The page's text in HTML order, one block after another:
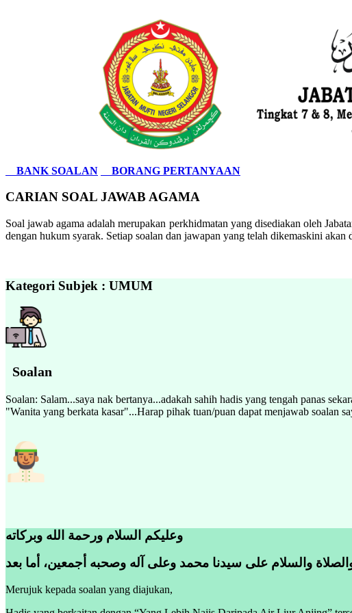
BANK SOALAN BORANG PERTANYAAN
CARIAN SOAL JAWAB AGAMA
Soal jawab agama adalah merupakan perkhidmatan yang disediakan oleh
dengan hukum syarak. Setiap soalan dan jawapan yang telah dikemaskini
Kategori Subjek : UMUM
Soalan
Soalan: Salam...saya nak bertanya...adakah sahih hadis yang tengah panas
"Wanita yang berkata kasar"...Harap pihak tuan/puan dapat menjawab soalan
وعليكم السلام ورحمة الله وبركاته
والسلام على سيدنا محمد وعلى آله وصحبه أجمعين، أما بعد
Merujuk kepada soalan yang diajukan,